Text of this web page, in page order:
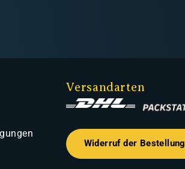
Versandarten
Widerruf der Bestellung